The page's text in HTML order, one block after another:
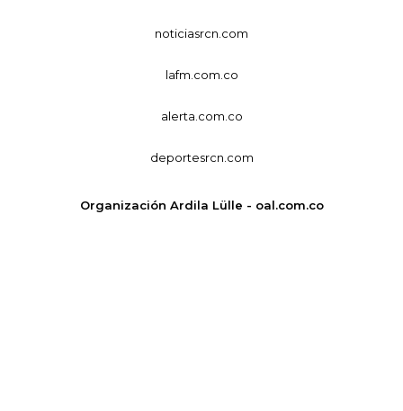
noticiasrcn.com
lafm.com.co
alerta.com.co
deportesrcn.com
Organización Ardila Lülle - oal.com.co